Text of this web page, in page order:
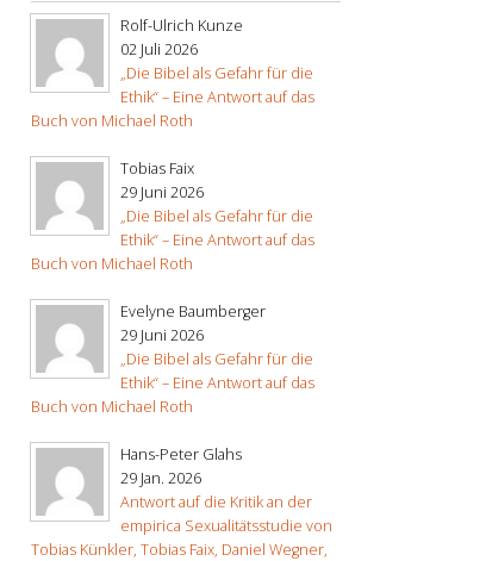
Rolf-Ulrich Kunze
02 Juli 2026
„Die Bibel als Gefahr für die
Ethik“ – Eine Antwort auf das
Buch von Michael Roth
Tobias Faix
29 Juni 2026
„Die Bibel als Gefahr für die
Ethik“ – Eine Antwort auf das
Buch von Michael Roth
Evelyne Baumberger
29 Juni 2026
„Die Bibel als Gefahr für die
Ethik“ – Eine Antwort auf das
Buch von Michael Roth
Hans-Peter Glahs
29 Jan. 2026
Antwort auf die Kritik an der
empirica Sexualitätsstudie von
Tobias Künkler, Tobias Faix, Daniel Wegner,